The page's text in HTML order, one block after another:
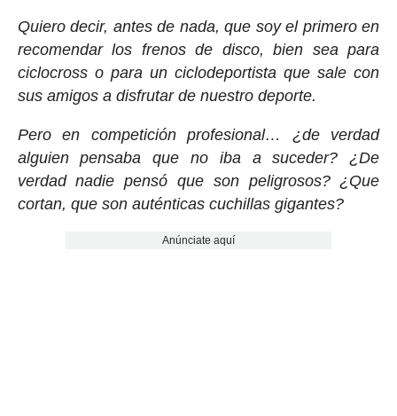
Quiero decir, antes de nada, que soy el primero en
recomendar los frenos de disco, bien sea para
ciclocross o para un ciclodeportista que sale con
sus amigos a disfrutar de nuestro deporte.
Pero en competición profesional… ¿de verdad
alguien pensaba que no iba a suceder? ¿De
verdad nadie pensó que son peligrosos? ¿Que
cortan, que son auténticas cuchillas gigantes?
Anúnciate aquí